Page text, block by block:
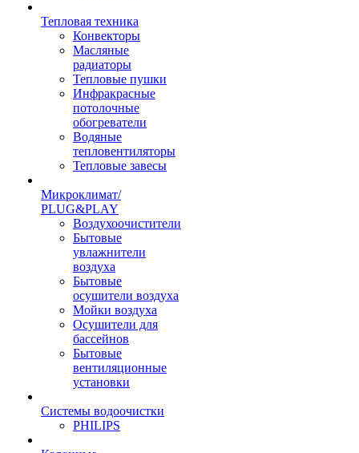
Тепловая техника
Конвекторы
Масляные
радиаторы
Тепловые пушки
Инфракрасные
потолочные
обогреватели
Водяные
тепловентиляторы
Тепловые завесы
Микроклимат/
PLUG&PLAY
Воздухоочистители
Бытовые
увлажнители
воздуха
Бытовые
осушители воздуха
Мойки воздуха
Осушители для
бассейнов
Бытовые
вентиляционные
установки
Системы водоочистки
PHILIPS